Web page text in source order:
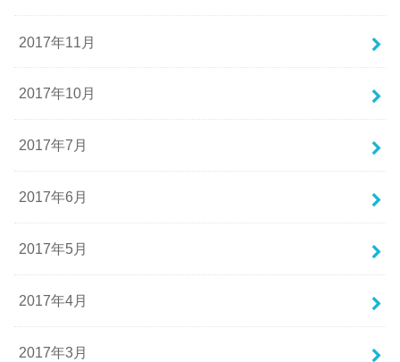
2017年11月
2017年10月
2017年7月
2017年6月
2017年5月
2017年4月
2017年3月